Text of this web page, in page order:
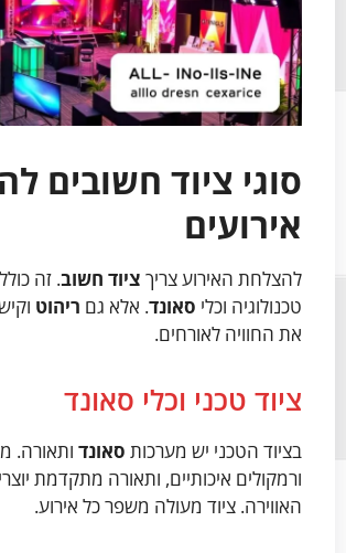
סוגי ציוד חשובים
אירועים
להצלחת האירוע צריך ציוד חשוב. זה
טכנולוגיה וכלי סאונד. אלא גם ריהוט
את החוויה לאורחים.
ציוד טכני וכלי סאונד
בציוד הטכני יש מערכות סאונד ותאורה.
ורמקולים איכותיים, ותאורה מתקדמת
האווירה. ציוד מעולה משפר כל אירוע.